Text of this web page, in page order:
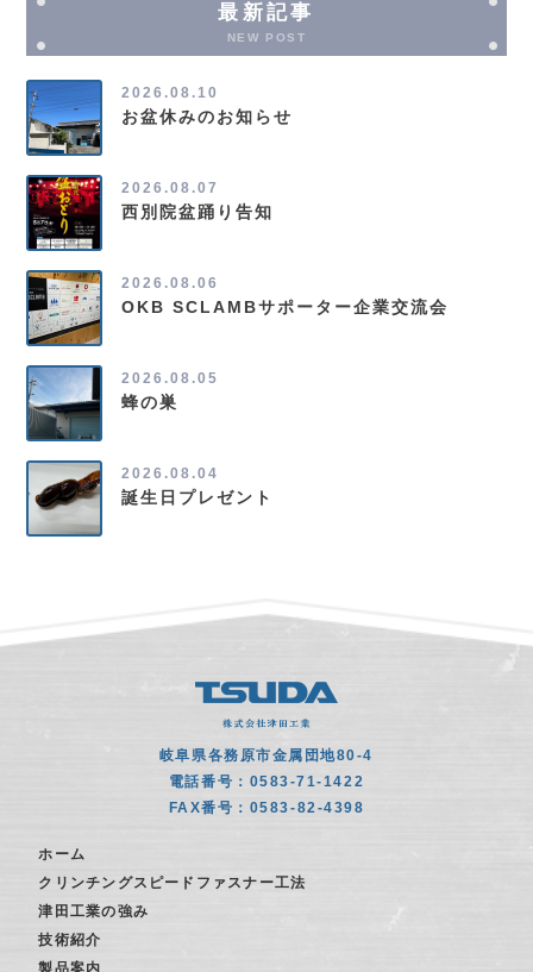
最新記事
NEW POST
2026.08.10
お盆休みのお知らせ
2026.08.07
西別院盆踊り告知
2026.08.06
OKB SCLAMBサポーター企業交流会
2026.08.05
蜂の巣
2026.08.04
誕生日プレゼント
岐阜県各務原市金属団地80-4
電話番号：0583-71-1422
FAX番号：0583-82-4398
ホーム
クリンチングスピードファスナー工法
津田工業の強み
技術紹介
製品案内